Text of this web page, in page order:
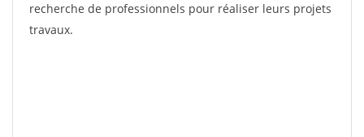
recherche de professionnels pour réaliser leurs projets
travaux.